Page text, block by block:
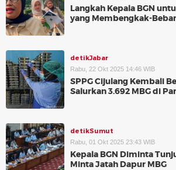
Langkah Kepala BGN
yang Membengkak-
detikJabar
Rabu, 22 Okt 2025 14:46 WIB
SPPG Cijulang Kembali
Salurkan 3.692 MBG di
detikSumut
Rabu, 01 Okt 2025 23:43 WIB
Kepala BGN Diminta
Minta Jatah Dapur MBG